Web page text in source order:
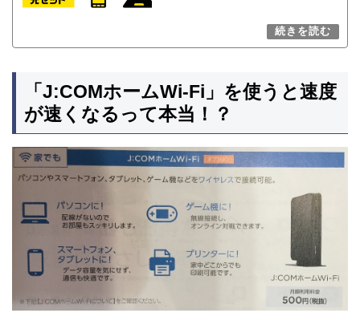
「J:COMホームWi-Fi」を使うと速度
が速くなるって本当！？